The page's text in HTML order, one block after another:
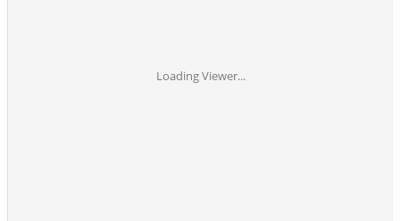
Loading Viewer...